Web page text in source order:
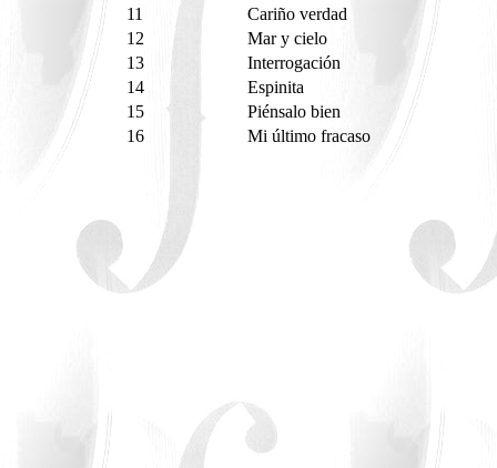
11
Cariño verdad
12
Mar y cielo
13
Interrogación
14
Espinita
15
Piénsalo bien
16
Mi último fracaso